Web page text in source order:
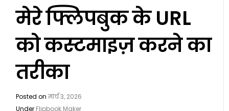
मेरे फ्लिपबुक के URL
को कस्टमाइज़ करने का
तरीका
Posted onमार्च 3, 2026
Under Flipbook Maker